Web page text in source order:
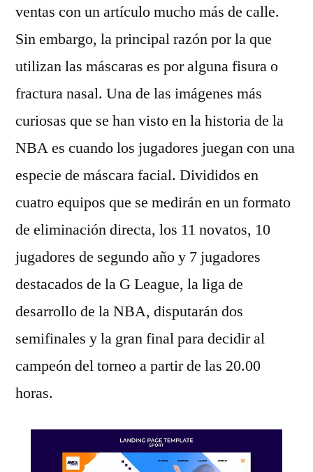
ventas con un artículo mucho más de calle.
Sin embargo, la principal razón por la que
utilizan las máscaras es por alguna fisura o
fractura nasal. Una de las imágenes más
curiosas que se han visto en la historia de la
NBA es cuando los jugadores juegan con una
especie de máscara facial. Divididos en
cuatro equipos que se medirán en un formato
de eliminación directa, los 11 novatos, 10
jugadores de segundo año y 7 jugadores
destacados de la G League, la liga de
desarrollo de la NBA, disputarán dos
semifinales y la gran final para decidir al
campeón del torneo a partir de las 20.00
horas.